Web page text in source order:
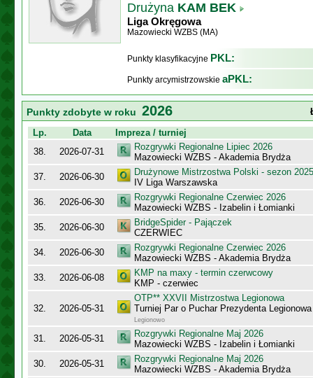
Drużyna KAM BEK
Liga Okręgowa
Mazowiecki WZBS (MA)
Punkty klasyfikacyjne PKL:
Punkty arcymistrzowskie aPKL:
Punkty zdobyte w roku 2026
Lp.
Data
Impreza / turniej
38.
2026-07-31
Rozgrywki Regionalne Lipiec 2026
Mazowiecki WZBS - Akademia Brydża
37.
2026-06-30
Drużynowe Mistrzostwa Polski - sezon
IV Liga Warszawska
36.
2026-06-30
Rozgrywki Regionalne Czerwiec 2026
Mazowiecki WZBS - Izabelin i Łomianki
35.
2026-06-30
BridgeSpider - Pajączek
CZERWIEC
34.
2026-06-30
Rozgrywki Regionalne Czerwiec 2026
Mazowiecki WZBS - Akademia Brydża
33.
2026-06-08
KMP na maxy - termin czerwcowy
KMP - czerwiec
32. 2026-05-31
OTP** XXVII Mistrzostwa Legionowa
Turniej Par o Puchar Prezydenta
Legionowo
31. 2026-05-31
Rozgrywki Regionalne Maj 2026
Mazowiecki WZBS - Izabelin i Łomianki
30.
2026-05-31
Rozgrywki Regionalne Maj 2026
Mazowiecki WZBS - Akademia Brydża